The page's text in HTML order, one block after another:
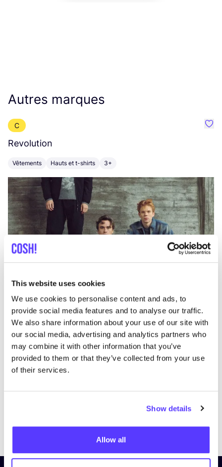
This website uses cookies
We use cookies to personalise content and ads, to
provide social media features and to analyse our traffic.
We also share information about your use of our site with
our social media, advertising and analytics partners who
may combine it with other information that you’ve
provided to them or that they’ve collected from your use
of their services.
Show details
Allow all
Autres marques
C
Revolution
Vêtements Hauts et t-shirts 3+